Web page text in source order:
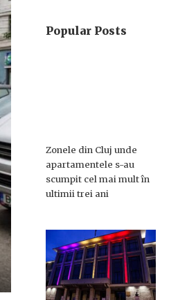
Popular Posts
Zonele din Cluj unde
apartamentele s-au
scumpit cel mai mult în
ultimii trei ani